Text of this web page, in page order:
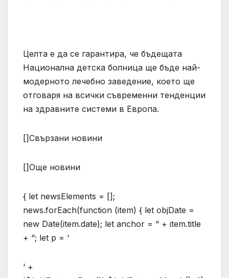
Целта е да се гарантира, че бъдещата
Национална детска болница ще бъде най-
модерното лечебно заведение, което ще
отговаря на всички съвременни тенденции
на здравните системи в Европа.
[]Свързани новини
[]Още новини
{ let newsElements = [];
news.forEach(function (item) { let objDate =
new Date(item.date); let anchor = “ + item.title
+ “; let p = ‘
‘ +